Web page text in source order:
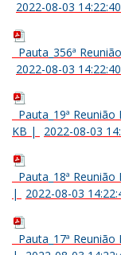
2022-08-03 14:22:40
Pauta_356ª
2022-08-03 14:22:40
Pauta_19ª
KB | 2022-08-03
Pauta_18ª
|
2022-08-03
Pauta_17ª